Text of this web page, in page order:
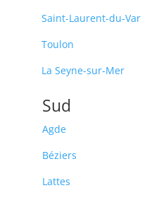
Saint-Laurent-du-Var
Toulon
La Seyne-sur-Mer
Sud
Agde
Béziers
Lattes